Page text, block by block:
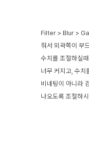
Filter > Blur >
줘서 외곽쪽이 부
수치를 조절하실
너무 커지고, 수치
비네팅이 아니라
나오도록 조절하